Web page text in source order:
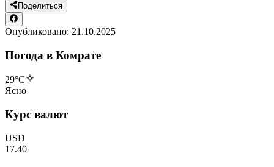
Поделиться
Опубликовано: 21.10.2025
Погода в Комрате
29°C
Ясно
Курс валют
USD
17.40